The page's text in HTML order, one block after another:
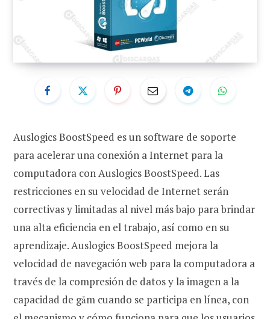
Auslogics BoostSpeed ​​es un software de soporte
para acelerar una conexión a Internet para la
computadora con Auslogics BoostSpeed. Las
restricciones en su velocidad de Internet serán
correctivas y limitadas al nivel más bajo para brindar
una alta eficiencia en el trabajo, así como en su
aprendizaje. Auslogics BoostSpeed ​​mejora la
velocidad de navegación web para la computadora a
través de la compresión de datos y la imagen a la
capacidad de gảm cuando se participa en línea, con